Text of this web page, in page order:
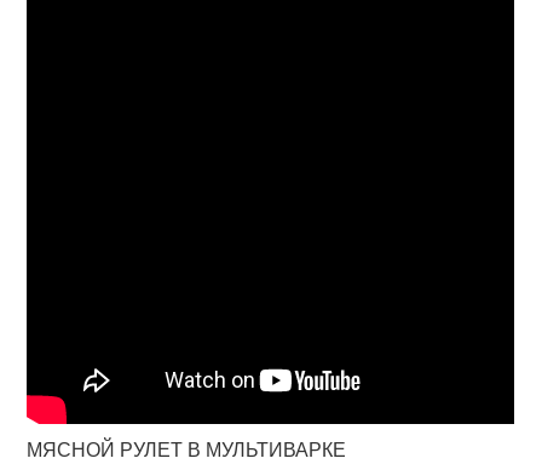
МЯСНОЙ РУЛЕТ В МУЛЬТИВАРКЕ